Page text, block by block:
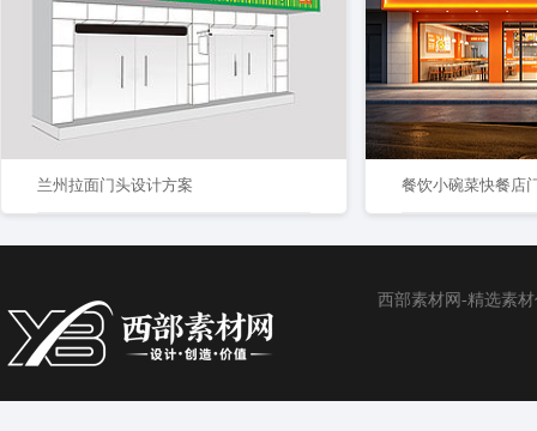
兰州拉面门头设计方案 餐饮小碗菜快餐店
西部素材网-精选素